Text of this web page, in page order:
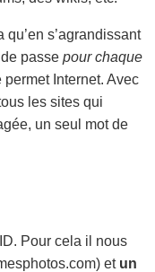
s’agrandissant
de passepour chaque
permet Internet. Avec
les sites qui
un seul mot de
Pour cela il nous
et un